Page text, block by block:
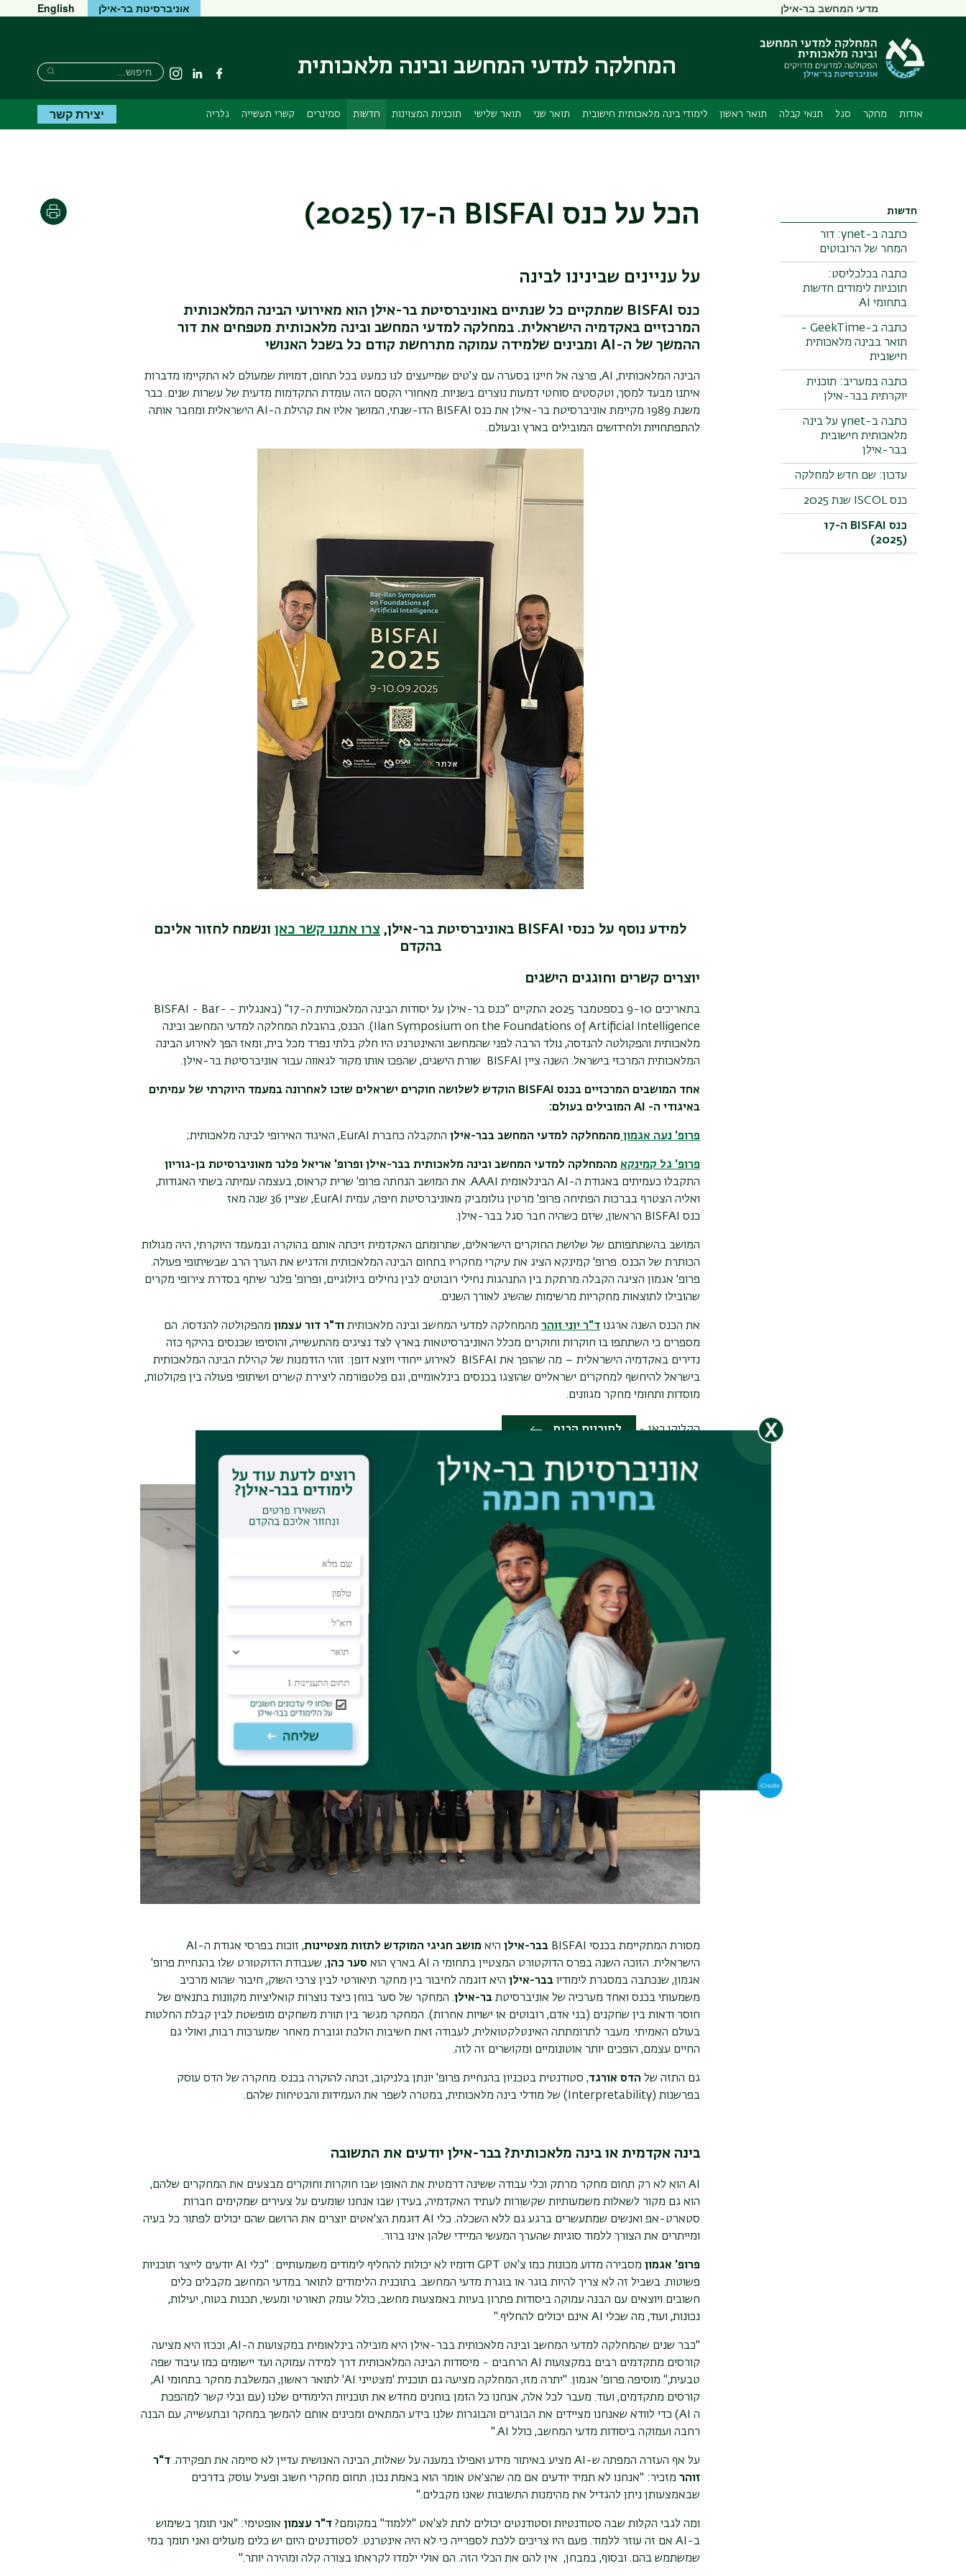
ראשי
תפריט
מדעי המחשב בר-אילן אוניברסיטת בר-אילן English
המחלקה למדעי המחשב ובינה מלאכותית פייסבוקLinkedin
Instagram
חיפוש
חיפוש
חיפוש
אודות מחקר סגל תנאי קבלה תואר ראשון לימודי בינה מלאכותית חישובית תואר שני תואר שלישי תוכניות המצוינות חדשות סמינרים קשרי תעשייה גלריה יצירת קשר
חדשות
כתבה ב-ynet: דור
המחר של הרובוטים
כתבה בכלכליסט:
תוכניות לימודים חדשות
בתחומי AI
כתבה ב-GeekTime -
תואר בבינה מלאכותית
חישובית
כתבה במעריב: תוכנית
יוקרתית בבר-אילן
כתבה ב-ynet על בינה
מלאכותית חישובית
בבר-אילן
עדכון: שם חדש למחלקה
כנס ISCOL שנת 2025
כנס BISFAI ה-17
(2025)
הכל על כנס BISFAI ה-17 (2025) הדפסה
על עניינים שבינינו לבינה
כנס BISFAI שמתקיים כל שנתיים באוניברסיטת בר-אילן הוא מאירועי הבינה המלאכותית
המרכזיים באקדמיה הישראלית. במחלקה למדעי המחשב ובינה מלאכותית מטפחים את דור
ההמשך של ה- AI ומבינים שלמידה עמוקה מתרחשת קודם כל בשכל האנושי
הבינה המלאכותית, AI, פרצה אל חיינו בסערה עם צ'טים שמייעצים לנו כמעט בכל תחום, דמויות שמעולם לא התקיימו מדברות
איתנו מבעד למסך, וטקסטים סוחטי דמעות נוצרים בשניות. מאחורי הקסם הזה עומדת התקדמות מדעית של עשרות שנים. כבר
משנת 1989 מקיימת אוניברסיטת בר-אילן את כנס
BISFAI הדו-שנתי, המושך אליו את קהילת ה- AI הישראלית ומחבר אותה
להתפתחויות ולחידושים המובילים בארץ ובעולם.
למידע נוסף על כנסי BISFAI באוניברסיטת בר-אילן, צרו אתנו קשר כאןונשמח לחזור אליכם
בהקדם
יוצרים קשרים וחוגגים הישגים
בתאריכים 9-10 בספטמבר 2025
התקיים "כנס בר-אילן על יסודות הבינה המלאכותית ה-17" (באנגלית - BISFAI - Bar-
Ilan Symposium on the Foundations of Artificial Intelligence). הכנס, בהובלת המחלקה למדעי המחשב ובינה
מלאכותית והפקולטה להנדסה, נולד הרבה לפני שהמחשב והאינטרנט היו חלק בלתי נפרד מכל בית, ומאז הפך לאירוע הבינה
המלאכותית המרכזי בישראל. השנה ציין BISFAI שורת הישגים, שהפכו אותו מקור לגאווה עבור אוניברסיטת בר-אילן.
אחד המושבים המרכזיים בכנס BISFAI הוקדש לשלושה חוקרים ישראלים שזכו לאחרונה במעמד היוקרתי של עמיתים
באיגודי ה-
AI המובילים בעולם:
פרופ' נעה אגמון מהמחלקה למדעי המחשב בבר-אילן התקבלה כחברת EurAI
, האיגוד האירופי לבינה מלאכותית;
פרופ' גל קמינקא מהמחלקה למדעי המחשב ובינה מלאכותית בבר-אילן ופרופ' אריאל פלנר מאוניברסיטת בן-גוריון
התקבלו כעמיתים באגודת ה- AI הבינלאומית AAAI. את המושב הנחתה פרופ' שרית קראוס, בעצמה עמיתה בשתי האגודות,
ואליה הצטרף בברכות הפתיחה פרופ' מרטין גולומביק מאוניברסיטת חיפה, עמית EurAI
,
שציין 36 שנה מאז
כנס BISFAI הראשון, שיזם כשהיה חבר סגל בבר-אילן.
המושב בהשתתפותם של שלושת החוקרים הישראלים, שתרומתם האקדמית זיכתה אותם בהוקרה ובמעמד היוקרתי, היה מגולות
הכותרת של הכנס. פרופ' קמינקא הציג את עיקרי מחקריו בתחום הבינה המלאכותית והדגיש את הערך הרב שבשיתופי פעולה.
פרופ' אגמון הציגה הקבלה מרתקת בין התנהגות נחילי רובוטים לבין נחילים ביולוגיים, ופרופ' פלנר שיתף בסדרת צירופי מקרים
שהובילו לתוצאות מחקריות מרשימות שהשיג לאורך השנים.
את הכנס השנה ארגנו ד"ר יוני זוהר מהמחלקה למדעי המחשב ובינה מלאכותית וד"ר דור עצמון מהפקולטה להנדסה. הם
מספרים כי השתתפו בו חוקרות וחוקרים מכלל האוניברסיטאות בארץ לצד נציגים מהתעשייה, והוסיפו שכנסים בהיקף כזה
נדירים באקדמיה הישראלית – מה שהופך את BISFAI
לאירוע ייחודי ויוצא דופן: זוהי הזדמנות של קהילת הבינה המלאכותית
בישראל להיחשף למחקרים ישראליים שהוצגו בכנסים בינלאומיים, וגם פלטפורמה ליצירת קשרים ושיתופי פעולה בין פקולטות,
מוסדות ותחומי מחקר מגוונים.
הקליקו כאן - לתוכנית הכנס
מסורת המתקיימת בכנסי BISFAI בבר-אילן היא מושב חגיגי המוקדש לתזות מצטיינות, זוכות בפרסי אגודת ה- AI
הישראלית. הזוכה השנה בפרס הדוקטורט המצטיין בתחומי ה AI בארץ הוא סער כהן, שעבודת הדוקטורט שלו בהנחיית פרופ'
אגמון, שנכתבה במסגרת לימודיו בבר-אילן היא דוגמה לחיבור בין מחקר תיאורטי לבין צרכי השוק, חיבור שהוא מרכיב
משמעותי בכנס ואחד מערכיה של אוניברסיטת בר-אילן. המחקר של סער בוחן כיצד נוצרות קואליציות מקוונות בתנאים של
חוסר ודאות בין שחקנים (בני אדם, רובוטים או ישויות אחרות). המחקר מגשר בין תורת משחקים מופשטת לבין קבלת החלטות
בעולם האמיתי. מעבר לתרומתתה האינטלקטואלית, לעבודה זאת חשיבות הולכת וגוברת מאחר שמערכות רבות, ואולי גם
החיים עצמם, הופכים יותר אוטונומיים ומקושרים זה לזה.
גם התזה של הדס אורגד, סטודנטית בטכניון בהנחיית פרופ' יונתן בלניקוב, זכתה להוקרה בכנס. מחקרה של הדס עוסק
בפרשנות (Interpretability) של מודלי בינה מלאכותית, במטרה לשפר את העמידות והבטיחות שלהם.
בינה אקדמית או בינה מלאכותית? בבר-אילן יודעים את התשובה
AI הוא לא רק תחום מחקר מרתק וכלי עבודה ששינה דרמטית את האופן שבו חוקרות וחוקרים מבצעים את המחקרים שלהם,
הוא גם מקור לשאלות משמעותיות שקשורות לעתיד האקדמיה, בעידן שבו אנחנו שומעים על צעירים שמקימים חברות
סטארט-אפ ואנשים שמתעשרים ברגע גם ללא השכלה. כלי AI דוגמת הצ'אטים יוצרים את הרושם שהם יכולים לפתור כל בעיה
ומייתרים את הצורך ללמוד סוגיות שהערך המעשי המיידי שלהן אינו ברור.
פרופ' אגמון מסבירה מדוע מכונות כמו צ'אט GPT ודומיו לא יכולות להחליף לימודים משמעותיים: "כלי AI יודעים לייצר תוכניות
פשוטות. בשביל זה לא צריך להיות בוגר או בוגרת מדעי המחשב. בתוכנית הלימודים לתואר במדעי המחשב מקבלים כלים
חשובים ויוצאים עם הבנה עמוקה ביסודות פתרון בעיות באמצעות מחשב, כולל עומק תאורטי ומעשי, תכנות בטוח, יעילות,
נכונות, ועוד, מה שכלי AI אינם יכולים להחליף."
"כבר שנים שהמחלקה למדעי המחשב ובינה מלאכותית בבר-אילן היא מובילה בינלאומית במקצועות ה- AI, וככזו היא מציעה
קורסים מתקדמים רבים במקצועות AI הרחבים - מיסודות הבינה המלאכותית דרך למידה עמוקה ועד יישומים כמו עיבוד שפה
טבעית," מוסיפה פרופ' אגמון. "יתרה מזו, המחלקה מציעה גם תוכנית 'מצטייני AI' לתואר ראשון, המשלבת מחקר בתחומי AI
,
קורסים מתקדמים, ועוד. מעבר לכל אלה, אנחנו כל הזמן בוחנים מחדש את תוכניות הלימודים שלנו (עם ובלי קשר למהפכת
ה AI) כדי לוודא שאנחנו מציידים את הבוגרים והבוגרות שלנו בידע המתאים ומכינים אותם להמשך במחקר ובתעשייה, עם הבנה
רחבה ועמוקה ביסודות מדעי המחשב, כולל AI
."
על אף העזרה המפתה ש- AI מציע באיתור מידע ואפילו במענה על שאלות, הבינה האנושית עדיין לא סיימה את תפקידה. ד"ר
זוהר מזכיר: "אנחנו לא תמיד יודעים אם מה שהצ׳אט אומר הוא באמת נכון. תחום מחקרי חשוב ופעיל עוסק בדרכים
שבאמצעותן ניתן להגדיל את מהימנות התשובות שאנו מקבלים."
ומה לגבי הקלות שבה סטודנטיות וסטודנטים יכולים לתת לצ'אט "ללמוד" במקומם? ד"ר עצמון אופטימי: "אני תומך בשימוש
ב- AI אם זה עוזר ללמוד. פעם היו צריכים ללכת לספרייה כי לא היה אינטרנט. לסטודנטים היום יש כלים מעולים ואני תומך במי
שמשתמש בהם. ובסוף, במבחן, אין להם את הכלי הזה. הם אולי ילמדו לקראתו בצורה קלה ומהירה יותר."